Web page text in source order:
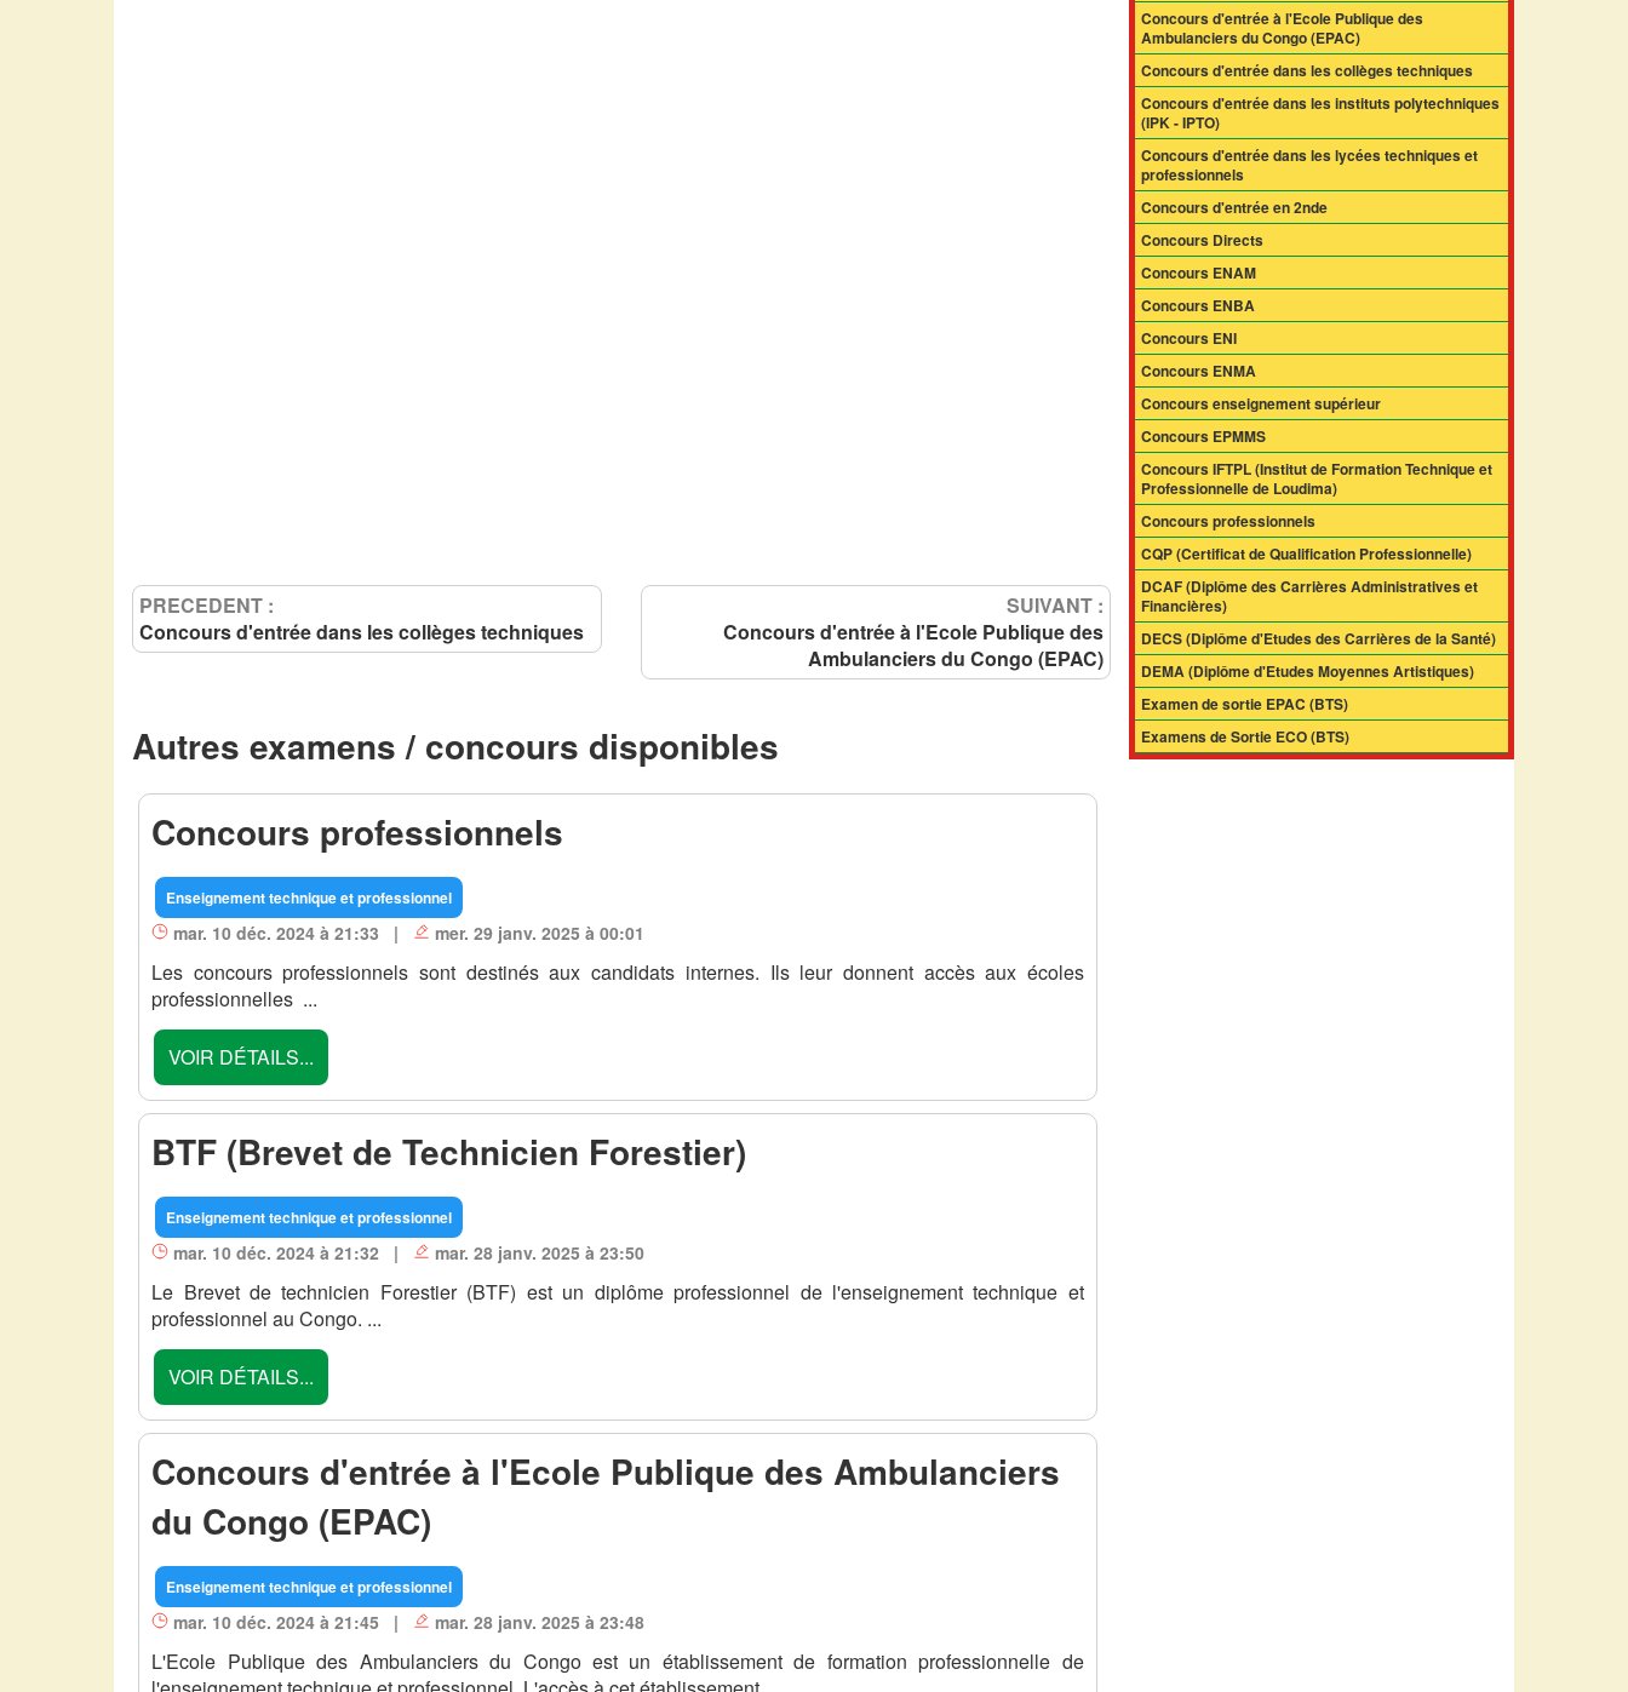
PRECEDENT :
Concours d'entrée dans les collèges techniques
SUIVANT :
Concours d'entrée à l'Ecole Publique des
Ambulanciers du Congo (EPAC)
Autres examens / concours disponibles
Concours professionnels
Enseignement technique et professionnel
mar. 10 déc. 2024 à 21:33 | mer. 29 janv. 2025 à 00:01
Les concours professionnels sont destinés aux candidats internes. Ils leur donnent accès aux écoles
professionnelles ...
VOIR DÉTAILS...
BTF (Brevet de Technicien Forestier)
Enseignement technique et professionnel
mar. 10 déc. 2024 à 21:32 | mar. 28 janv. 2025 à 23:50
Le Brevet de technicien Forestier (BTF) est un diplôme professionnel de l'enseignement technique et
professionnel au Congo. ...
VOIR DÉTAILS...
Concours d'entrée à l'Ecole Publique des Ambulanciers
du Congo (EPAC)
Enseignement technique et professionnel
mar. 10 déc. 2024 à 21:45 | mar. 28 janv. 2025 à 23:48
L'Ecole Publique des Ambulanciers du Congo est un établissement de formation professionnelle de
Concours d'entrée à l'Ecole Publique des
Ambulanciers du Congo (EPAC)
Concours d'entrée dans les collèges techniques
Concours d'entrée dans les instituts polytechniques
(IPK - IPTO)
Concours d'entrée dans les lycées techniques et
professionnels
Concours d'entrée en 2nde
Concours Directs
Concours ENAM
Concours ENBA
Concours ENI
Concours ENMA
Concours enseignement supérieur
Concours EPMMS
Concours IFTPL (Institut de Formation Technique et
Professionnelle de Loudima)
Concours professionnels
CQP (Certificat de Qualification Professionnelle)
DCAF (Diplôme des Carrières Administratives et
Financières)
DECS (Diplôme d'Etudes des Carrières de la Santé)
DEMA (Diplôme d'Etudes Moyennes Artistiques)
Examen de sortie EPAC (BTS)
Examens de Sortie ECO (BTS)